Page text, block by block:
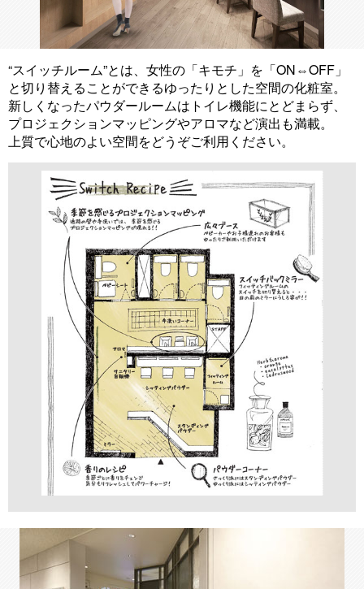
“スイッチルーム”とは、女性の「キモチ」を「ON⇔OFF」
と切り替えることができるゆったりとした空間の化粧室。
新しくなったパウダールームはトイレ機能にとどまらず、
プロジェクションマッピングやアロマなど演出も満載。
上質で心地のよい空間をどうぞご利用ください。